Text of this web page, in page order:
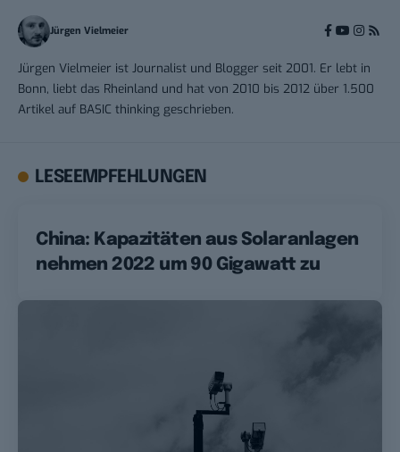
Jürgen Vielmeier
Jürgen Vielmeier ist Journalist und Blogger seit 2001. Er lebt in
Bonn, liebt das Rheinland und hat von 2010 bis 2012 über 1.500
Artikel auf BASIC thinking geschrieben.
LESEEMPFEHLUNGEN
China: Kapazitäten aus Solaranlagen
nehmen 2022 um 90 Gigawatt zu